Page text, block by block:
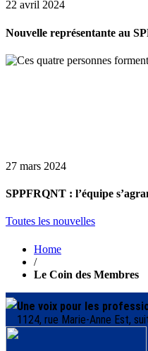
22 avril 2024
Nouvelle représentante au
27 mars 2024
SPPFRQNT : l’équipe
Toutes les nouvelles
Home
/
Le Coin des Membres
Une voix pour les
1124, rue Marie-Anne Est,